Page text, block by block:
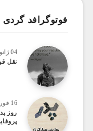
فوتوگرافد گردی
04 ژانویه 2020
نقل
16 فوریه 2020
روز